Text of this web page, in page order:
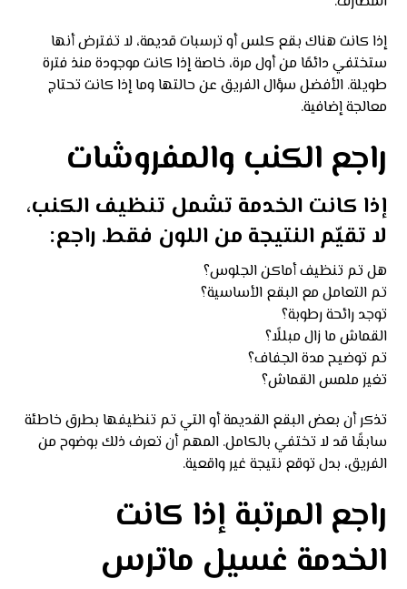
إذا كانت هناك بقع كلس أو ترسبات قديمة، لا تفترض أنها
ستختفي دائمًا من أول مرة، خاصة إذا كانت موجودة منذ فترة
طويلة. الأفضل سؤال الفريق عن حالتها وما إذا كانت تحتاج
معالجة إضافية.
راجع الكنب والمفروشات
إذا كانت الخدمة تشمل تنظيف الكنب،
لا تقيّم النتيجة من اللون فقط. راجع:
هل تم تنظيف أماكن الجلوس؟
تم التعامل مع البقع الأساسية؟
توجد رائحة رطوبة؟
القماش ما زال مبللًا؟
تم توضيح مدة الجفاف؟
تغير ملمس القماش؟
تذكر أن بعض البقع القديمة أو التي تم تنظيفها بطرق خاطئة
سابقًا قد لا تختفي بالكامل. المهم أن تعرف ذلك بوضوح من
الفريق، بدل توقع نتيجة غير واقعية.
راجع المرتبة إذا كانت
الخدمة غسيل ماترس